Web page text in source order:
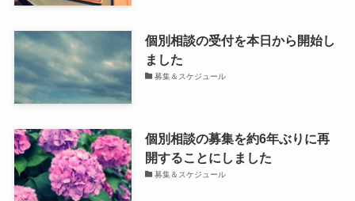
個別相談の受付を本日から開始し
ました
募集＆スケジュール
個別相談の募集を約6年ぶりに再
開することにしました
募集＆スケジュール